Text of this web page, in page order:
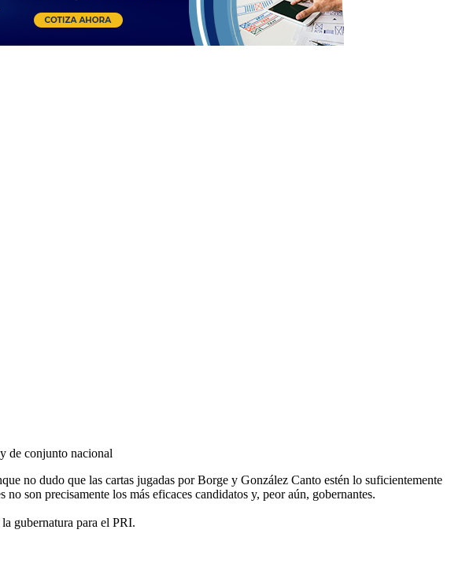
de conjunto nacional
no dudo que las cartas jugadas por Borge y González Canto estén lo suficientemente
son precisamente los más eficaces candidatos y, peor aún, gobernantes.
gubernatura para el PRI.